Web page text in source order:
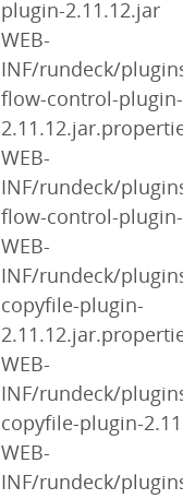
plugin-2.11.12.jar
WEB-
INF/rundeck/
flow-control-plugin-
WEB-
INF/rundeck/
flow-control-
WEB-
INF/rundeck/
copyfile-plugin-
WEB-
INF/rundeck/
copyfile-plugin-
WEB-
INF/rundeck/